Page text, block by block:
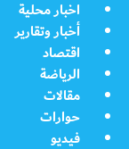
اخبار محلية
أخبار وتقارير
اقتصاد
الرياضة
مقالات
حوارات
فيديو